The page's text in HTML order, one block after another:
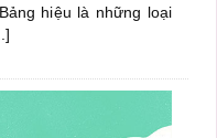
hiệu là những loại